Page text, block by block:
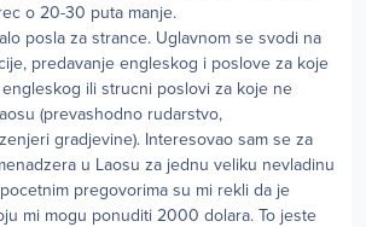
o 20-30 puta manje.
posla za strance. Uglavnom se svodi na
predavanje engleskog i poslove za koje
ili strucni poslovi za koje ne
(prevashodno rudarstvo,
gradjevine). Interesovao sam se za
u Laosu za jednu veliku nevladinu
pregovorima su mi rekli da je
mi mogu ponuditi 2000 dolara. To jeste